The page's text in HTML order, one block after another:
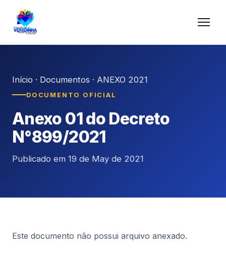
Início · Documentos · ANEXO 2021
DOCUMENTO OFICIAL
Anexo 01 do Decreto
N°899/2021
Publicado em 19 de May de 2021
Este documento não possui arquivo anexado.